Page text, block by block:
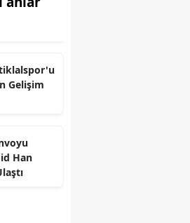
Gelişim
Han